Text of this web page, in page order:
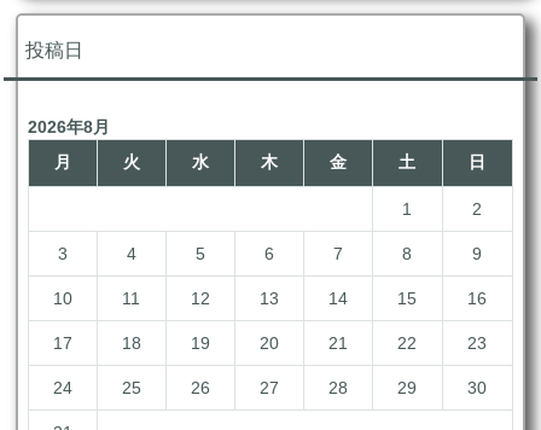
カ
イ
ブ
投稿日
2026年8月
月
火 水 木 金 土 日
1 2
3 4 5 6 7 8 9
10 11 12 13 14 15 16
17 18 19 20 21 22 23
24 25 26 27 28 29 30